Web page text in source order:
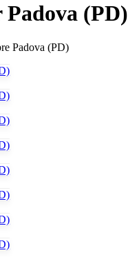
(PD)
Padova (PD)